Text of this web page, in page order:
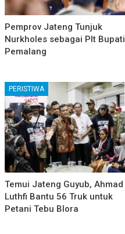
Pemprov Jateng Tunjuk
Nurkholes sebagai Plt Bupati
Pemalang
PERISTIWA
Temui Jateng Guyub, Ahmad
Luthfi Bantu 56 Truk untuk
Petani Tebu Blora